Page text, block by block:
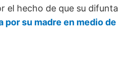
el hecho de que su difunta
por su madre en medio de